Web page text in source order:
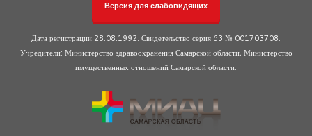
Версия для слабовидящих
Дата регистрации 28.08.1992. Свидетельство серия 63 № 001703708.
Учредители: Министерство здравоохранения Самарской области, Министерство
имущественных отношений Самарской области.